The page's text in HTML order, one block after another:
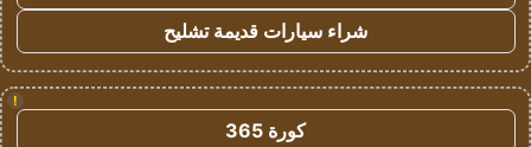
شراء سيارات قديمة تشليح
!
كورة 365